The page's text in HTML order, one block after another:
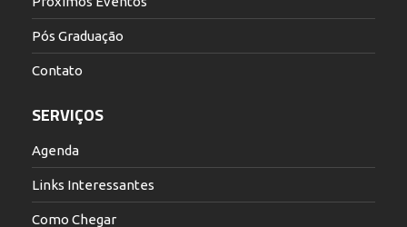
Pós Graduação
Contato
SERVIÇOS
Agenda
Links Interessantes
Como Chegar